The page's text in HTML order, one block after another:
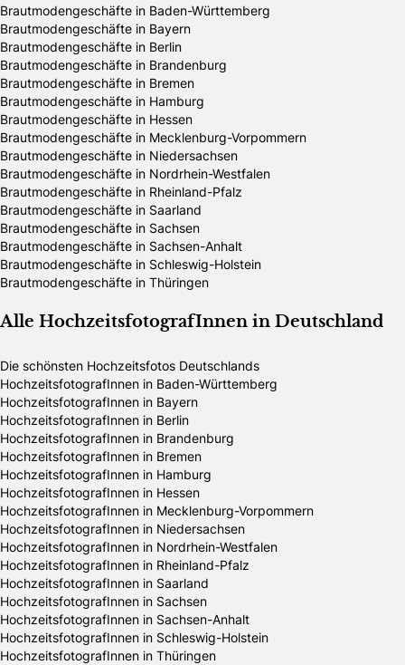
Brautmodengeschäfte in Baden-Württemberg
Brautmodengeschäfte in Bayern
Brautmodengeschäfte in Berlin
Brautmodengeschäfte in Brandenburg
Brautmodengeschäfte in Bremen
Brautmodengeschäfte in Hamburg
Brautmodengeschäfte in Hessen
Brautmodengeschäfte in Mecklenburg-Vorpommern
Brautmodengeschäfte in Niedersachsen
Brautmodengeschäfte in Nordrhein-Westfalen
Brautmodengeschäfte in Rheinland-Pfalz
Brautmodengeschäfte in Saarland
Brautmodengeschäfte in Sachsen
Brautmodengeschäfte in Sachsen-Anhalt
Brautmodengeschäfte in Schleswig-Holstein
Brautmodengeschäfte in Thüringen
Alle HochzeitsfotografInnen in Deutschland
Die schönsten Hochzeitsfotos Deutschlands
HochzeitsfotografInnen in Baden-Württemberg
HochzeitsfotografInnen in Bayern
HochzeitsfotografInnen in Berlin
HochzeitsfotografInnen in Brandenburg
HochzeitsfotografInnen in Bremen
HochzeitsfotografInnen in Hamburg
HochzeitsfotografInnen in Hessen
HochzeitsfotografInnen in Mecklenburg-Vorpommern
HochzeitsfotografInnen in Niedersachsen
HochzeitsfotografInnen in Nordrhein-Westfalen
HochzeitsfotografInnen in Rheinland-Pfalz
HochzeitsfotografInnen in Saarland
HochzeitsfotografInnen in Sachsen
HochzeitsfotografInnen in Sachsen-Anhalt
HochzeitsfotografInnen in Schleswig-Holstein
HochzeitsfotografInnen in Thüringen